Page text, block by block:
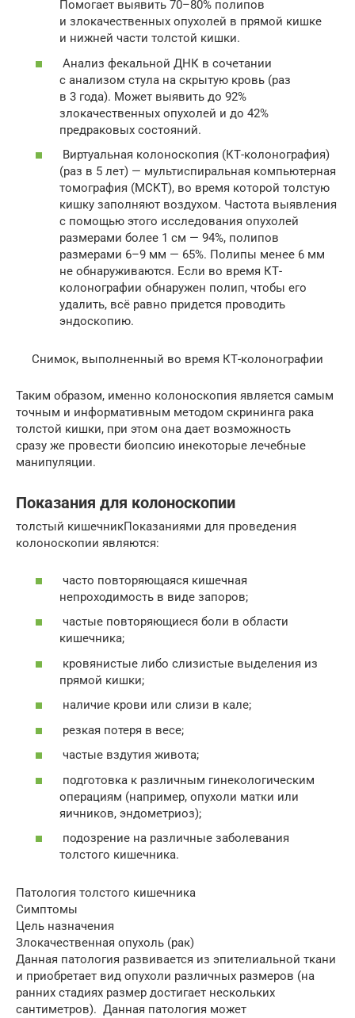
Помогает выявить 70–80% полипов
и злокачественных опухолей в прямой кишке
и нижней части толстой кишки.
Анализ фекальной ДНК в сочетании
с анализом стула на скрытую кровь (раз
в 3 года). Может выявить до 92%
злокачественных опухолей и до 42%
предраковых состояний.
Виртуальная колоноскопия (КТ-колонография)
(раз в 5 лет) — мультиспиральная компьютерная
томография (МСКТ), во время которой толстую
кишку заполняют воздухом. Частота выявления
с помощью этого исследования опухолей
размерами более 1 см — 94%, полипов
размерами 6–9 мм — 65%. Полипы менее 6 мм
не обнаруживаются. Если во время КТ-
колонографии обнаружен полип, чтобы его
удалить, всё равно придется проводить
эндоскопию.
Снимок, выполненный во время КТ-колонографии
Таким образом, именно колоноскопия является самым
точным и информативным методом скрининга рака
толстой кишки, при этом она дает возможность
сразу же провести биопсию инекоторые лечебные
манипуляции.
Показания для колоноскопии
толстый кишечникПоказаниями для проведения
колоноскопии являются:
часто повторяющаяся кишечная
непроходимость в виде запоров;
частые повторяющиеся боли в области
кишечника;
кровянистые либо слизистые выделения из
прямой кишки;
наличие крови или слизи в кале;
резкая потеря в весе;
частые вздутия живота;
подготовка к различным гинекологическим
операциям (например, опухоли матки или
яичников, эндометриоз);
подозрение на различные заболевания
толстого кишечника.
Патология толстого кишечника
Симптомы
Цель назначения
Злокачественная опухоль (рак)
Данная патология развивается из эпителиальной ткани
и приобретает вид опухоли различных размеров (на
ранних стадиях размер достигает нескольких
сантиметров). Данная патология может